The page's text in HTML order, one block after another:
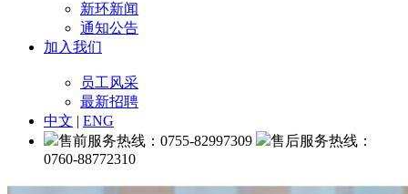
新环新闻
通知公告
加入我们
员工风采
最新招聘
中文 | ENG
售前服务热线：0755-82997309
售后服务热线：
0760-88772310